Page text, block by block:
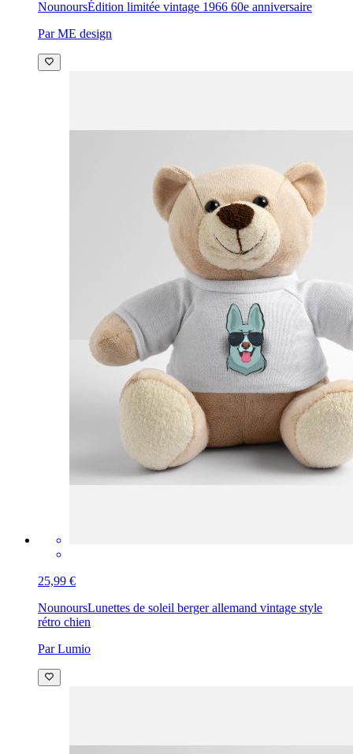
NounoursÉdition limitée vintage 1966 60e anniversaire
Par ME design
25,99 €
NounoursLunettes de soleil berger allemand vintage style
rétro chien
Par Lumio